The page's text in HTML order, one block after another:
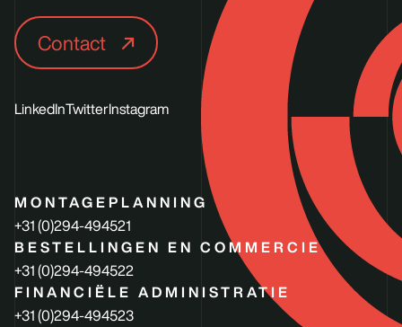
Contact
LinkedInTwitterInstagram
MONTAGEPLANNING
+31 (0)294-494521
BESTELLINGEN EN COMMERCIE
+31 (0)294-494522
FINANCIËLE ADMINISTRATIE
+31 (0)294-494523